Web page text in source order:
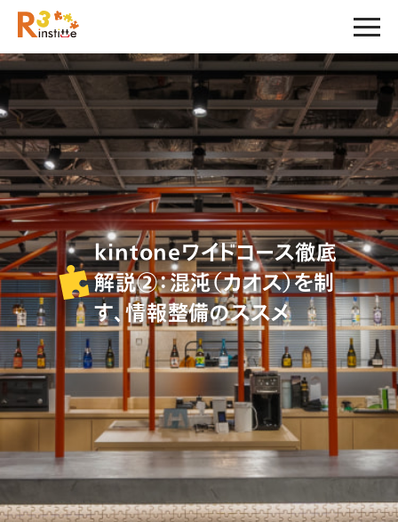
kintoneワイドコース徹底
解説②：混沌（カオス）を制
す、情報整備のススメ